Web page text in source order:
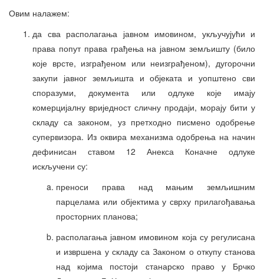
Овим налажем:
да сва располагања јавном имовином, укључујући и
права попут права грађења на јавном земљишту (било
које врсте, изграђеном или неизграђеном), дугорочни
закупи јавног земљишта и објеката и уопштено сви
споразуми, документа или одлуке које имају
комерцијалну вриједност сличну продаји, морају бити у
складу са законом, уз претходно писмено одобрење
супервизора. Из оквира механизма одобрења на начин
дефинисан ставом 12 Анекса Коначне одлуке
искључени су:
преноси права над мањим земљишним
парцелама или објектима у сврху прилагођавања
просторних планова;
располагања јавном имовином која су регулисана
и извршена у складу са Законом о откупу станова
над којима постоји станарско право у Брчко